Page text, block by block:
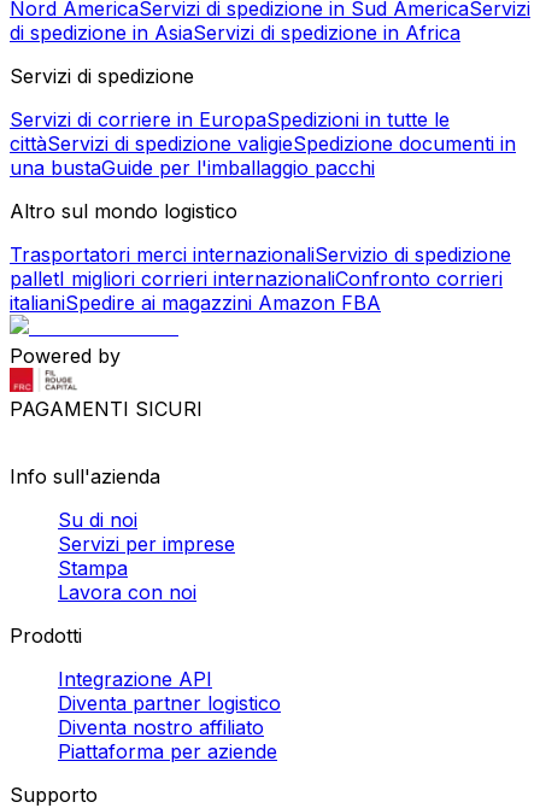
Nord AmericaServizi di spedizione in Sud AmericaServizi
di spedizione in AsiaServizi di spedizione in Africa
Servizi di spedizione
Servizi di corriere in EuropaSpedizioni in tutte le
cittàServizi di spedizione valigieSpedizione documenti in
una bustaGuide per l'imballaggio pacchi
Altro sul mondo logistico
Trasportatori merci internazionaliServizio di spedizione
palletI migliori corrieri internazionaliConfronto corrieri
italianiSpedire ai magazzini Amazon FBA
Powered by
PAGAMENTI SICURI
Info sull'azienda
Su di noi
Servizi per imprese
Stampa
Lavora con noi
Prodotti
Integrazione API
Diventa partner logistico
Diventa nostro affiliato
Piattaforma per aziende
Supporto